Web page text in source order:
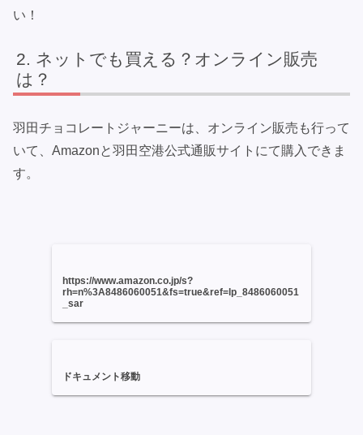
い！
ネットでも買える？オンライン販売
は？
羽田チョコレートジャーニーは、オンライン販売も行って
いて、Amazonと羽田空港公式通販サイトにて購入できま
す。
https://www.amazon.co.jp/s?
rh=n%3A8486060051&fs=true&ref=lp_8486060051
_sar
ドキュメント移動